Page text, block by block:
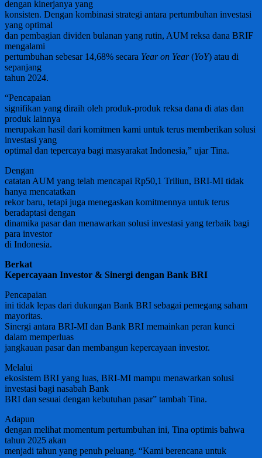
dengan kinerjanya yang
konsisten. Dengan kombinasi strategi antara pertumbuhan investasi
yang optimal
dan pembagian dividen bulanan yang rutin, AUM reksa dana BRIF
mengalami
pertumbuhan sebesar 14,68% secara Year on Year(YoY) atau di
sepanjang
tahun 2024.
“Pencapaian
signifikan yang diraih oleh produk-produk reksa dana di atas dan
produk lainnya
merupakan hasil dari komitmen kami untuk terus memberikan solusi
investasi yang
optimal dan tepercaya bagi masyarakat Indonesia,” ujar Tina.
Dengan
catatan AUM yang telah mencapai Rp50,1 Triliun, BRI-MI tidak
hanya mencatatkan
rekor baru, tetapi juga menegaskan komitmennya untuk terus
beradaptasi dengan
dinamika pasar dan menawarkan solusi investasi yang terbaik bagi
para investor
di Indonesia.
Berkat
Kepercayaan Investor & Sinergi dengan Bank BRI
Pencapaian
ini tidak lepas dari dukungan Bank BRI sebagai pemegang saham
mayoritas.
Sinergi antara BRI-MI dan Bank BRI memainkan peran kunci
dalam memperluas
jangkauan pasar dan membangun kepercayaan investor.
Melalui
ekosistem BRI yang luas, BRI-MI mampu menawarkan solusi
investasi bagi nasabah Bank
BRI dan sesuai dengan kebutuhan pasar” tambah Tina.
Adapun
dengan melihat momentum pertumbuhan ini, Tina optimis bahwa
tahun 2025 akan
menjadi tahun yang penuh peluang. “Kami berencana untuk